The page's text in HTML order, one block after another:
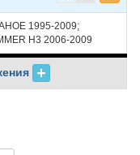
1995-2009;
H3 2006-2009